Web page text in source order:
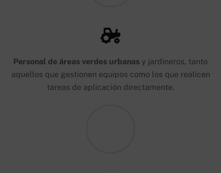
Personal de áreas verdes urbanas y jardineros, tanto
aquellos que gestionen equipos como los que realicen
tareas de aplicación directamente.